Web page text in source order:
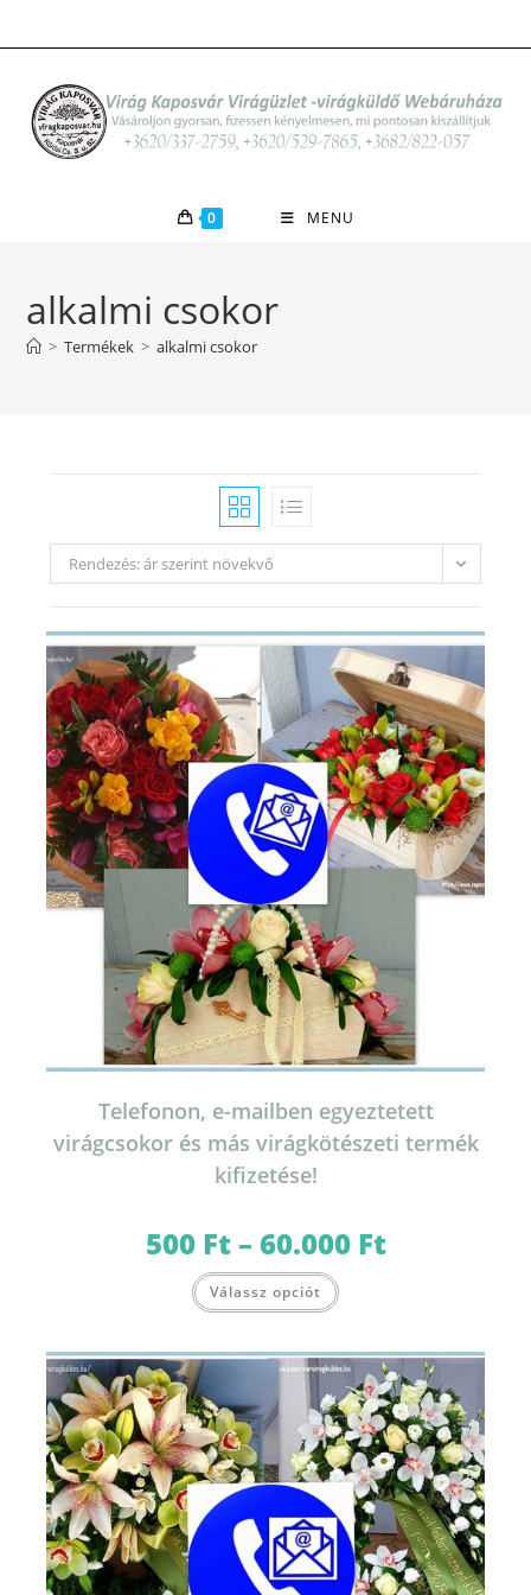
to
0 MENU
alkalmi csokor
> Termékek > alkalmi csokor
Rendezés: ár szerint növekvő
Telefonon, e-mailben egyeztetett
virágcsokor és más virágkötészeti termék
kifizetése!
500 Ft–60.000 FtÁrtartomány:
500 Ft
Válassz opciót a
van.
A
változatok
a
termékoldalon
választhatók
ki